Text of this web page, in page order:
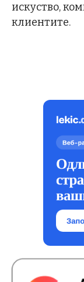
искуство,
клиентите.